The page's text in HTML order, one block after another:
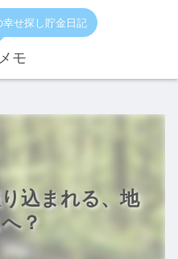
せ探し貯金日記
モ
込まれる、地
？